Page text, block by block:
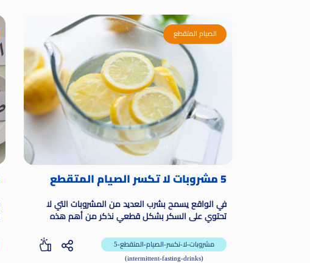
الصيام المتقطع
5 مشروبات لا تكسر الصيام المتقطع
في الواقع يسمح بشرب العديد من المشروبات التي لا
تحتوي على السكر بشكل قطعي نذكر من أهم هذه
الفترة هي الماء
5-مشروبات-لا-تكسر-الصيام-المتقطع
(intermittent-fasting-drinks)